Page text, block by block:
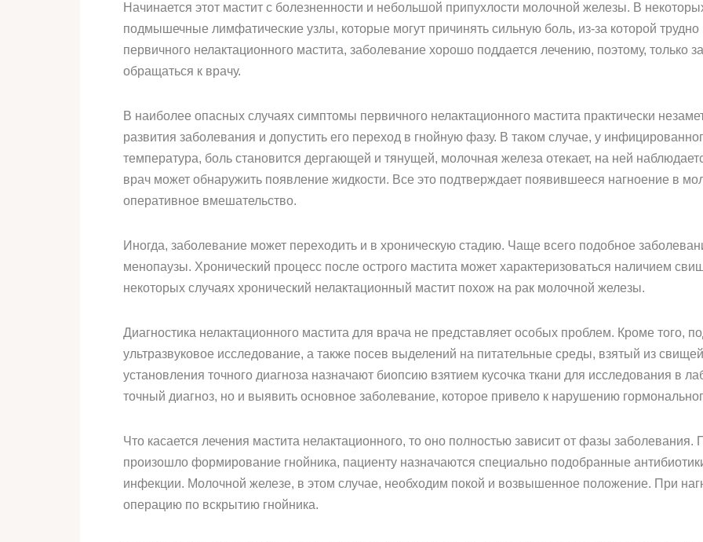
Начинается этот мастит с болезненности и небольшой припухлости молочной железы. В
подмышечные лимфатические узлы, которые могут причинять сильную боль, из-за которой трудно
первичного нелактационного мастита, заболевание хорошо поддается лечению, поэтому, только
обращаться к врачу.
В наиболее опасных случаях симптомы первичного нелактационного мастита практически
развития заболевания и допустить его переход в гнойную фазу. В таком случае, у
температура, боль становится дергающей и тянущей, молочная железа отекает, на ней
врач может обнаружить появление жидкости. Все это подтверждает появившееся нагноение в
оперативное вмешательство.
Иногда, заболевание может переходить и в хроническую стадию. Чаще всего подобное
менопаузы. Хронический процесс после острого мастита может характеризоваться наличием
некоторых случаях хронический нелактационный мастит похож на рак молочной железы.
Диагностика нелактационного мастита для врача не представляет особых проблем. Кроме того,
ультразвуковое исследование, а также посев выделений на питательные среды, взятый из
установления точного диагноза назначают биопсию взятием кусочка ткани для исследования в
точный диагноз, но и выявить основное заболевание, которое привело к нарушению
Что касается лечения мастита нелактационного, то оно полностью зависит от фазы
произошло формирование гнойника, пациенту назначаются специально подобранные
инфекции. Молочной железе, в этом случае, необходим покой и возвышенное положение. При
операцию по вскрытию гнойника.